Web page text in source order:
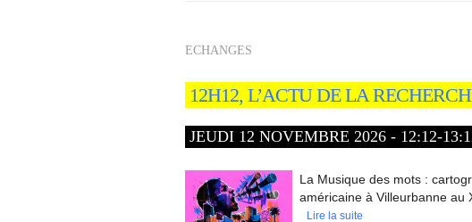
ECHANGES
12H12, L’ACTU DE LA
JEUDI 12 NOVEMBRE 2026 - 12:12-
La Musique des mots :
américaine à Villeurbanne au
Lire la suite